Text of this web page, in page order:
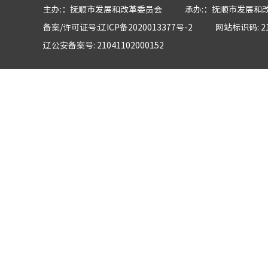
主办:：抚顺市发展和改革委员会
承办:：抚顺市发展和
备案/许可证号:辽ICP备2020013377号-2
网站标识码:
辽公安备案号: 21041102000152